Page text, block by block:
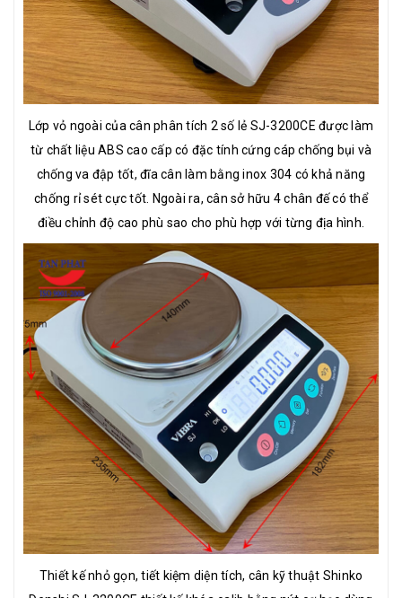
Lớp vỏ ngoài của cân phân tích 2 số lẻ SJ-3200CE được làm
từ chất liệu ABS cao cấp có đặc tính cứng cáp chống bụi và
chống va đập tốt, đĩa cân làm bằng inox 304 có khả năng
chống rỉ sét cực tốt. Ngoài ra, cân sở hữu 4 chân đế có thể
điều chỉnh độ cao phù sao cho phù hợp với từng địa hình.
Thiết kế nhỏ gọn, tiết kiệm diện tích, cân kỹ thuật Shinko